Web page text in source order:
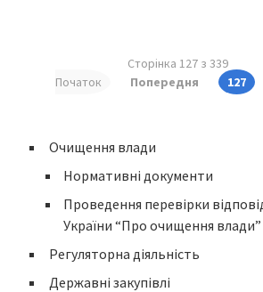
Сторінка 127 з 339
Початок
Попередня 127
Очищення влади
Нормативні документи
Проведення перевірки
України “Про очищення влади”
Регуляторна діяльність
Державні закупівлі